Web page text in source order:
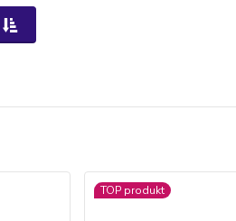
TOP produkt